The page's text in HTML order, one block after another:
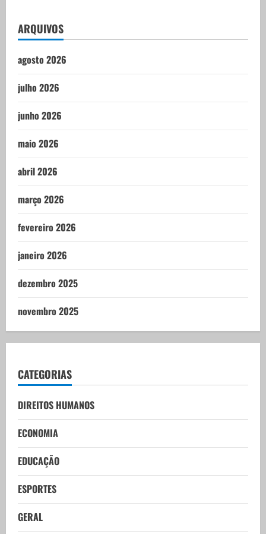
ARQUIVOS
agosto 2026
julho 2026
junho 2026
maio 2026
abril 2026
março 2026
fevereiro 2026
janeiro 2026
dezembro 2025
novembro 2025
CATEGORIAS
DIREITOS HUMANOS
ECONOMIA
EDUCAÇÃO
ESPORTES
GERAL